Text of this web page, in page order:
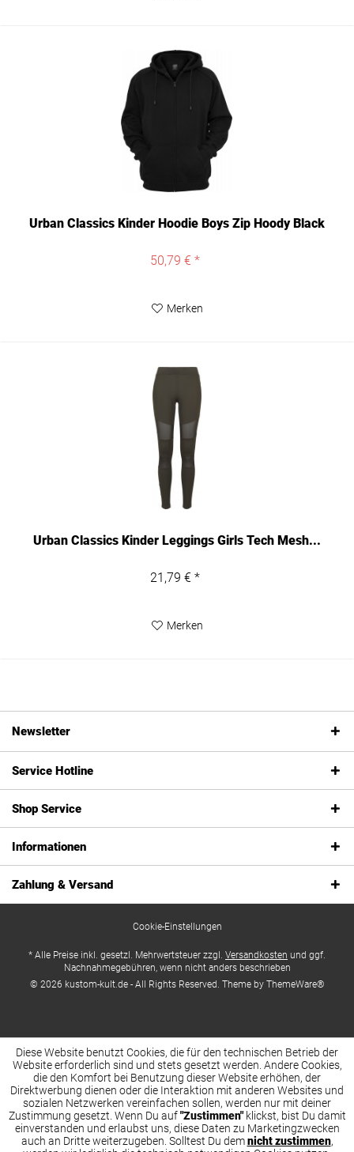
Urban Classics Kinder Hoodie Boys Zip Hoody Black
50,79 € *
Merken
Urban Classics Kinder Leggings Girls Tech Mesh...
21,79 € *
Merken
Newsletter
Service Hotline
Shop Service
Informationen
Zahlung & Versand
Cookie-Einstellungen
* Alle Preise inkl. gesetzl. Mehrwertsteuer zzgl. Versandkosten und ggf.
Nachnahmegebühren, wenn nicht anders beschrieben
© 2026 kustom-kult.de - All Rights Reserved. Theme by ThemeWare®
Diese Website benutzt Cookies, die für den technischen Betrieb der
Website erforderlich sind und stets gesetzt werden. Andere Cookies,
die den Komfort bei Benutzung dieser Website erhöhen, der
Direktwerbung dienen oder die Interaktion mit anderen Websites und
sozialen Netzwerken vereinfachen sollen, werden nur mit deiner
Zustimmung gesetzt. Wenn Du auf"Zustimmen"klickst, bist Du damit
einverstanden und erlaubst uns, diese Daten zu Marketingzwecken
auch an Dritte weiterzugeben. Solltest Du demnicht zustimmen,